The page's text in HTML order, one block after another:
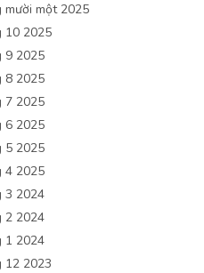
mười một 2025
10 2025
9 2025
8 2025
7 2025
6 2025
5 2025
4 2025
3 2024
2 2024
1 2024
12 2023